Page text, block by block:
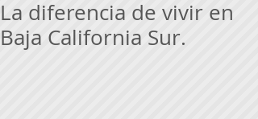
La diferencia de vivir en
Baja California Sur.